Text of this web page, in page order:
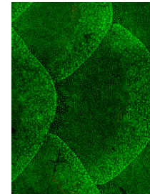
斑
馬
魚
體
表
的
表
皮
細
胞